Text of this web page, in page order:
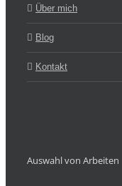
Über mich
Blog
Kontakt
Auswahl von Arbeiten